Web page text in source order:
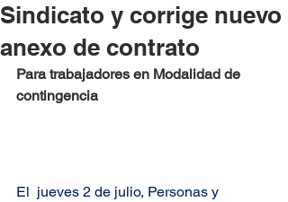
Sindicato y corrige nuevo
anexo de contrato
Para trabajadores en Modalidad de
contingencia
El  jueves 2 de julio, Personas y